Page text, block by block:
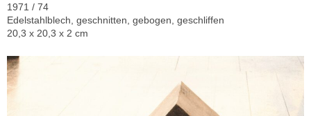
1971 / 74
Edelstahlblech, geschnitten, gebogen, geschliffen
20,3 x 20,3 x 2 cm